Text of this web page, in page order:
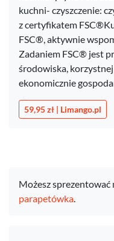
kuchni- czyszczenie:
z certyfikatem
FSC®, aktywnie
Zadaniem FSC® jest
środowiska, korzystnej
ekonomicznie
59,95 zł | Limango.pl
Możesz sprezentować
parapetówka.